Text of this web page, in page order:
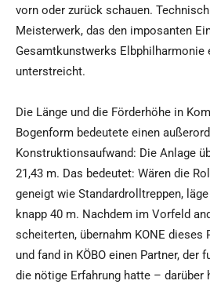
vorn oder zurück schauen.
Meisterwerk, das den imposanten
Gesamtkunstwerks Elbphilharmonie
unterstreicht.
Die Länge und die Förderhöhe in
Bogenform bedeutete einen
Konstruktionsaufwand: Die Anlage
21,43 m. Das bedeutet: Wären die
geneigt wie Standardrolltreppen,
knapp 40 m. Nachdem im Vorfeld
scheiterten, übernahm KONE dieses
und fand in KÖBO einen Partner, der
die nötige Erfahrung hatte – darüber